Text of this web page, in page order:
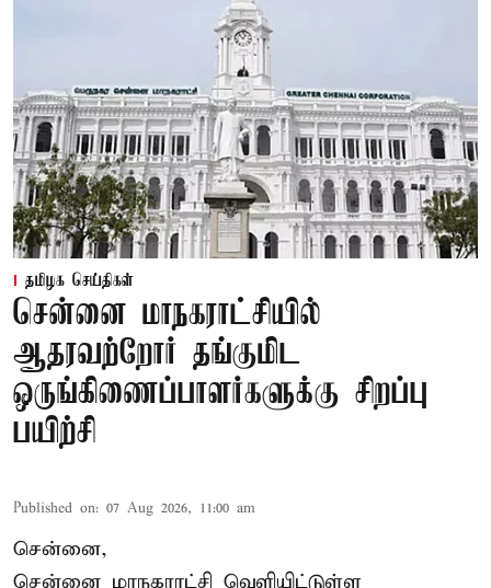
தமிழக செய்திகள்
சென்னை மாநகராட்சியில்
ஆதரவற்றோர் தங்குமிட
ஒருங்கிணைப்பாளர்களுக்கு சிறப்பு
பயிற்சி
Published on: 07 Aug 2026, 11:00 am
சென்னை,
சென்னை மாநகராட்சி வெளியிட்டுள்ள